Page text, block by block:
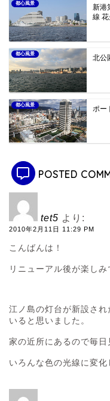
都心風景
新港
線
都心風景 北公
都心風景 ポー
POSTED
tet5 より:
2010年2月11日 11:29 PM
こんばんは！
リニューアル後が楽しみ
江ノ島の灯台が新設さ
いると思いました。
家の近所にあるので毎日
いろんな色の光線に変